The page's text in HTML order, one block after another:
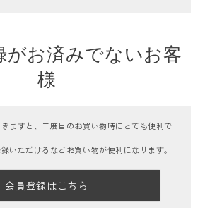
がお済みでないお客
様
ますと、二度目のお買い物時にとても便利で
いただけるなどお買い物が便利になります。
会員登録はこちら